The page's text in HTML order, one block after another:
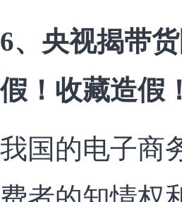
6、央视揭带
假！收藏造假！
我国的电子商